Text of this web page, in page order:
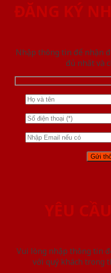
ĐĂNG KÝ
Nhập thông tin để nhận
đủ nhất và
YÊU
Vui lòng nhập thông tin
với quý khách trong